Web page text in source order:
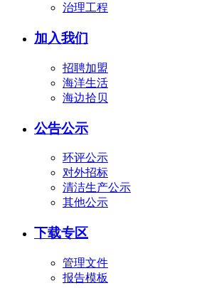
治理工程
加入我们
招聘加盟
海洋生活
海边拾贝
公告公示
环评公示
对外招标
清洁生产公示
其他公示
下载专区
管理文件
报告模板